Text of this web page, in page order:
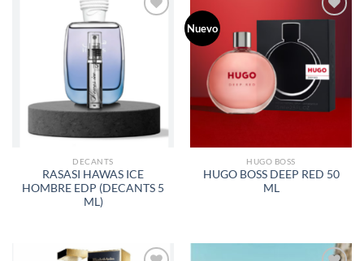
AÑADIR
LISTA
DESEOS
DECANTS
RASASI HAWAS ICE
HOMBRE EDP (DECANTS 5
ML)
Nuevo
A LA
LISTA
DE
DESEOS
HUGO BOSS
HUGO BOSS DEEP RED 50
ML